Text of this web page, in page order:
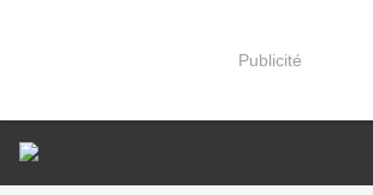
Publicité